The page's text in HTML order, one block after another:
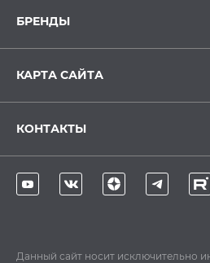
БРЕНДЫ
КАРТА САЙТА
КОНТАКТЫ
Данный сайт носит исключительно